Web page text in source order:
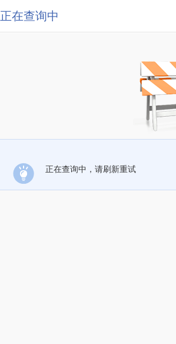
正在查询中
正在查询中，请刷新重试